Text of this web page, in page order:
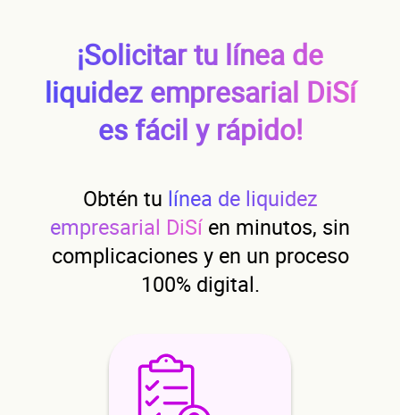
¡Solicitar tu línea de
liquidez empresarial DiSí
es fácil y rápido!
Obtén tu línea de liquidez
empresarial DiSí en minutos, sin
complicaciones y en un proceso
100% digital.